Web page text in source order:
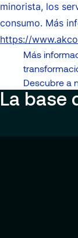
minorista, los
consumo. Más
https://
Más
Descubre a
La base